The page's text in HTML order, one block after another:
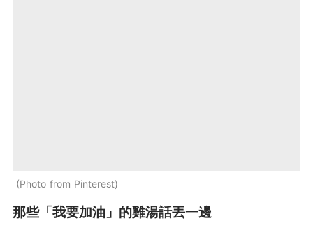
Photo from Pinterest
那些「我要加油」的雞湯話丟一邊